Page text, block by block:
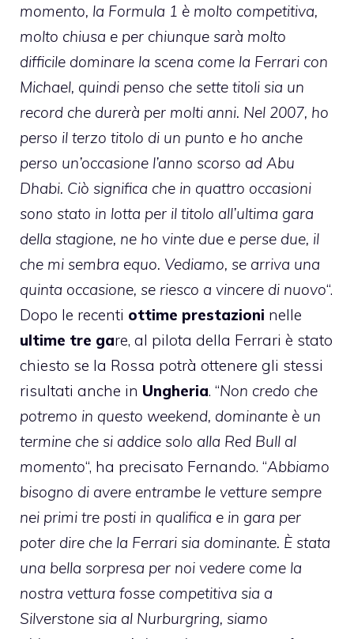
momento, la Formula 1 è molto competitiva,
molto chiusa e per chiunque sarà molto
difficile dominare la scena come la Ferrari con
Michael, quindi penso che sette titoli sia un
record che durerà per molti anni. Nel 2007, ho
perso il terzo titolo di un punto e ho anche
perso un’occasione l’anno scorso ad Abu
Dhabi. Ciò significa che in quattro occasioni
sono stato in lotta per il titolo all’ultima gara
della stagione, ne ho vinte due e perse due, il
che mi sembra equo. Vediamo, se arriva una
quinta occasione, se riesco a vincere di nuovo“.
Dopo le recenti ottime prestazioni nelle
ultime tre gare, al pilota della Ferrari è stato
chiesto se la Rossa potrà ottenere gli stessi
risultati anche in Ungheria. “Non credo che
potremo in questo weekend, dominante è un
termine che si addice solo alla Red Bull al
momento“, ha precisato Fernando. “Abbiamo
bisogno di avere entrambe le vetture sempre
nei primi tre posti in qualifica e in gara per
poter dire che la Ferrari sia dominante. È stata
una bella sorpresa per noi vedere come la
nostra vettura fosse competitiva sia a
Silverstone sia al Nurburgring, siamo